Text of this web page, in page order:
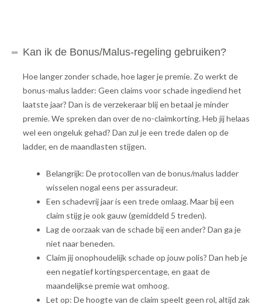
Kan ik de Bonus/Malus-regeling gebruiken?
Hoe langer zonder schade, hoe lager je premie. Zo werkt de
bonus-malus ladder: Geen claims voor schade ingediend het
laatste jaar? Dan is de verzekeraar blij en betaal je minder
premie. We spreken dan over de no-claimkorting. Heb jij helaas
wel een ongeluk gehad? Dan zul je een trede dalen op de
ladder, en de maandlasten stijgen.
Belangrijk: De protocollen van de bonus/malus ladder
wisselen nogal eens per assuradeur.
Een schadevrij jaar is een trede omlaag. Maar bij een
claim stijg je ook gauw (gemiddeld 5 treden).
Lag de oorzaak van de schade bij een ander? Dan ga je
niet naar beneden.
Claim jij onophoudelijk schade op jouw polis? Dan heb je
een negatief kortingspercentage, en gaat de
maandelijkse premie wat omhoog.
Let op: De hoogte van de claim speelt geen rol, altijd zak